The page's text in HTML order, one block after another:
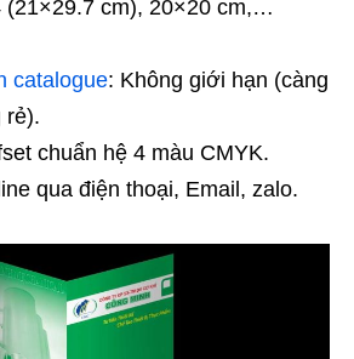
(21×29.7 cm), 20×20 cm,…
catalogue: Không giới hạn (càng
rẻ).
chuẩn hệ 4 màu CMYK.
qua điện thoại, Email, zalo.